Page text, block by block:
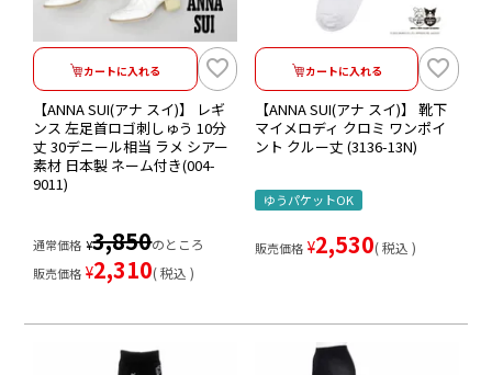
カートに入れる
【ANNA SUI(アナ スイ)】 レギ
ンス 左足首ロゴ刺しゅう 10分
丈 30デニール相当 ラメ シアー
素材 日本製 ネーム付き(004-
9011)
通常価格 ¥3,850のところ
販売価格 ¥2,310 税込
カートに入れる
【ANNA SUI(アナ スイ)】 靴下
マイメロディ クロミ ワンポイ
ント クルー丈 (3136-13N)
ゆうパケットOK
販売価格 ¥2,530 税込